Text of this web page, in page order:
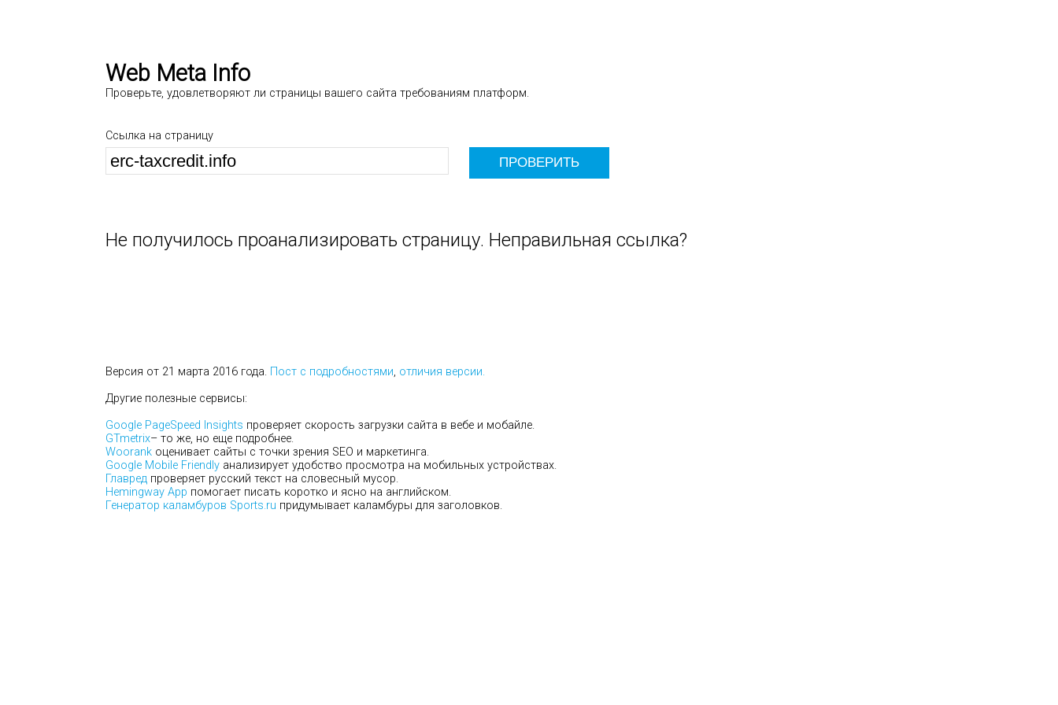
Web Meta Info
Проверьте, удовлетворяют ли страницы вашего сайта требованиям платформ.
Ссылка на страницу
Не получилось проанализировать страницу. Неправильная ссылка?
Версия от 21 марта 2016 года. Пост с подробностями, отличия версии.
Другие полезные сервисы:
Google PageSpeed Insights проверяет скорость загрузки сайта в вебе и мобайле.
GTmetrix– то же, но еще подробнее.
Woorank оценивает сайты с точки зрения SEO и маркетинга.
Google Mobile Friendly анализирует удобство просмотра на мобильных устройствах.
Главред проверяет русский текст на словесный мусор.
Hemingway App помогает писать коротко и ясно на английском.
Генератор каламбуров Sports.ru придумывает каламбуры для заголовков.